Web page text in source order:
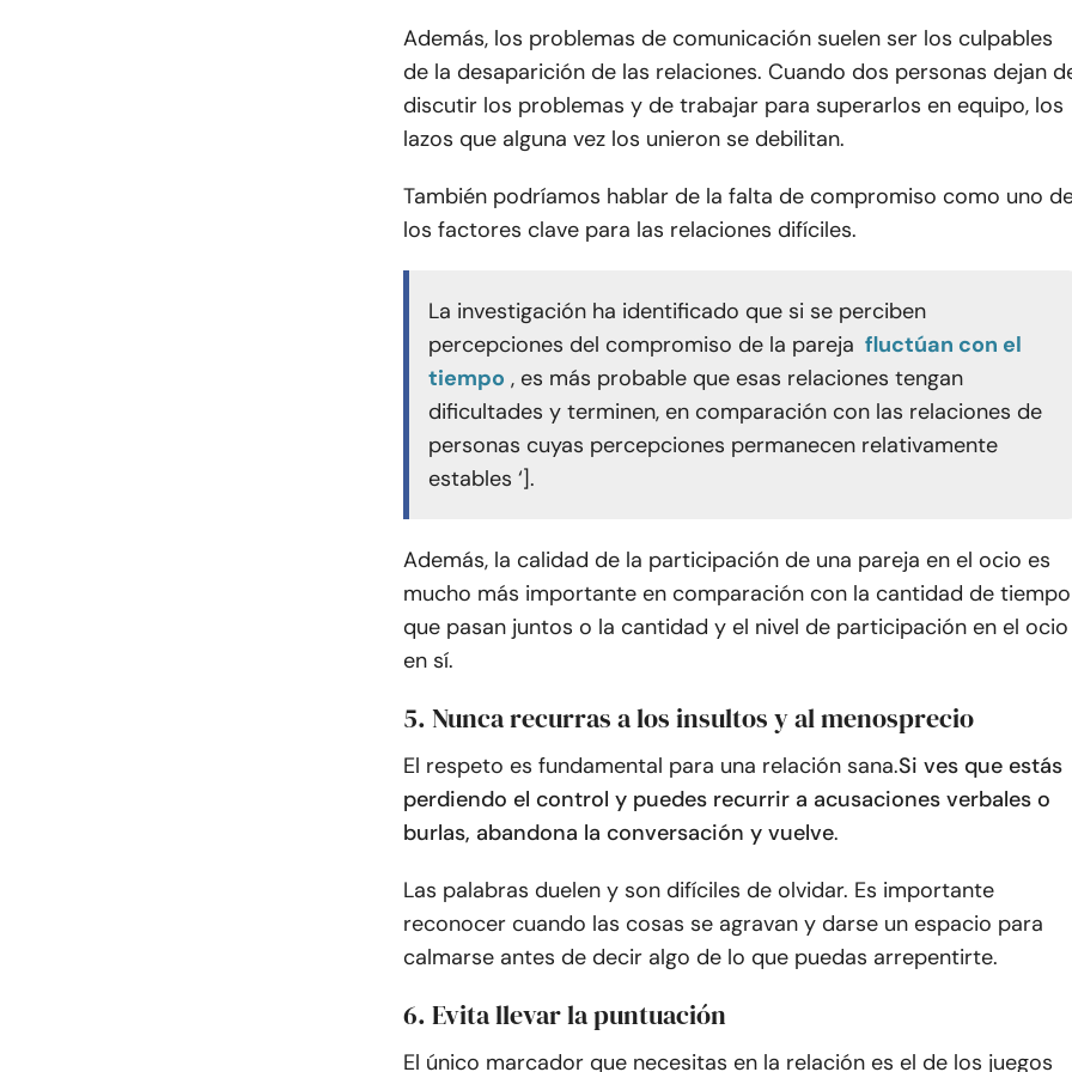
Además, los problemas de comunicación suelen ser los culpables
de la desaparición de las relaciones. Cuando dos personas dejan
discutir los problemas y de trabajar para superarlos en equipo, los
lazos que alguna vez los unieron se debilitan.
También podríamos hablar de la falta de compromiso como uno
los factores clave para las relaciones difíciles.
La investigación ha identificado que si se perciben
percepciones del compromiso de la pareja fluctúan con el
tiempo , es más probable que esas relaciones tengan
dificultades y terminen, en comparación con las relaciones de
personas cuyas percepciones permanecen relativamente
estables ‘].
Además, la calidad de la participación de una pareja en el ocio es
mucho más importante en comparación con la cantidad de tiempo
que pasan juntos o la cantidad y el nivel de participación en el ocio
en sí.
5. Nunca recurras a los insultos y al menosprecio
El respeto es fundamental para una relación sana.Si ves que estás
perdiendo el control y puedes recurrir a acusaciones verbales o
burlas, abandona la conversación y vuelve.
Las palabras duelen y son difíciles de olvidar. Es importante
reconocer cuando las cosas se agravan y darse un espacio para
calmarse antes de decir algo de lo que puedas arrepentirte.
6. Evita llevar la puntuación
El único marcador que necesitas en la relación es el de los juegos